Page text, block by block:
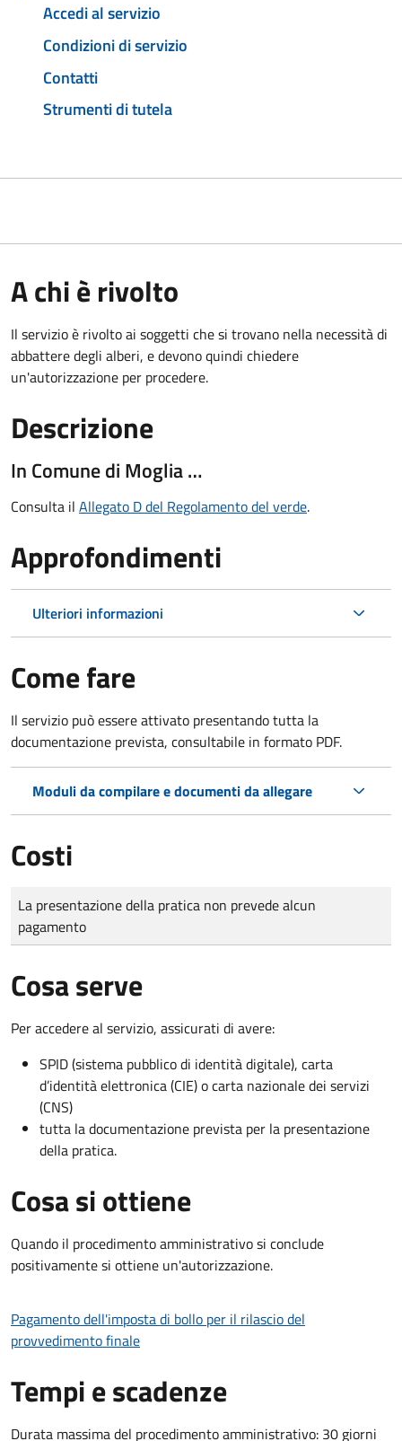
Accedi al servizio
Condizioni di servizio
Contatti
Strumenti di tutela
A chi è rivolto
Il servizio è rivolto ai soggetti che si trovano nella necessità di
abbattere degli alberi, e devono quindi chiedere
un'autorizzazione per procedere.
Descrizione
In Comune di Moglia …
Consulta il Allegato D del Regolamento del verde.
Approfondimenti
Ulteriori informazioni
Come fare
Il servizio può essere attivato presentando tutta la
documentazione prevista, consultabile in formato PDF.
Moduli da compilare e documenti da allegare
Costi
Tipo di pagamento
Importo
La presentazione della pratica non prevede alcun
pagamento
Cosa serve
Per accedere al servizio, assicurati di avere:
SPID (sistema pubblico di identità digitale), carta
d’identità elettronica (CIE) o carta nazionale dei servizi
(CNS)
tutta la documentazione prevista per la presentazione
della pratica.
Cosa si ottiene
Quando il procedimento amministrativo si conclude
positivamente si ottiene un'autorizzazione.
Pagamento dell'imposta di bollo per il rilascio del
provvedimento finale
Tempi e scadenze
Durata massima del procedimento amministrativo: 30 giorni